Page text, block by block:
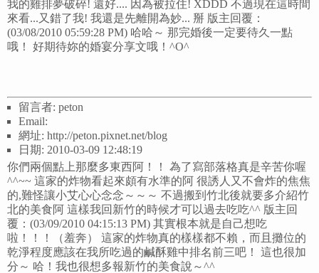
我的雞排夢破碎! 還好.... 因為被拉住! XDDD 不過現在這時間
來看...又錯了我! 我還是先離開為妙... 掰 版主回覆：
(03/08/2010 05:59:28 PM) 哈哈～ 那完婚後一定要待久一點
哦！ 好期待妳的婚宴分享文哦！^O^
留言者: peton
Email:
網址: http://peton.pixnet.net/blog
日期: 2010-03-09 12:48:19
你們兩個點上那麼多東西阿！！ 為了寫部落格真是辛苦你喔
^^~~ 這家的炸物看起來頗有水準的阿 很誘人又不會炸的焦焦
的,難怪讓小艾心心念念～～～ 不過搬到竹北後就要多介紹竹
北的美食阿 這樣我回新竹的時候才可以過去吃吃^^ 版主回
覆：(03/09/2010 04:15:13 PM) 其實根本就是自己想吃
啦！！！（羞奔） 這家的炸物真的樣樣都不賴，而且攤位的
乾淨程度應該在我所吃過的鹹酥雞中排名前三吧！ 這也很加
分～ 哈！我也很想多報新竹的美食說～^^